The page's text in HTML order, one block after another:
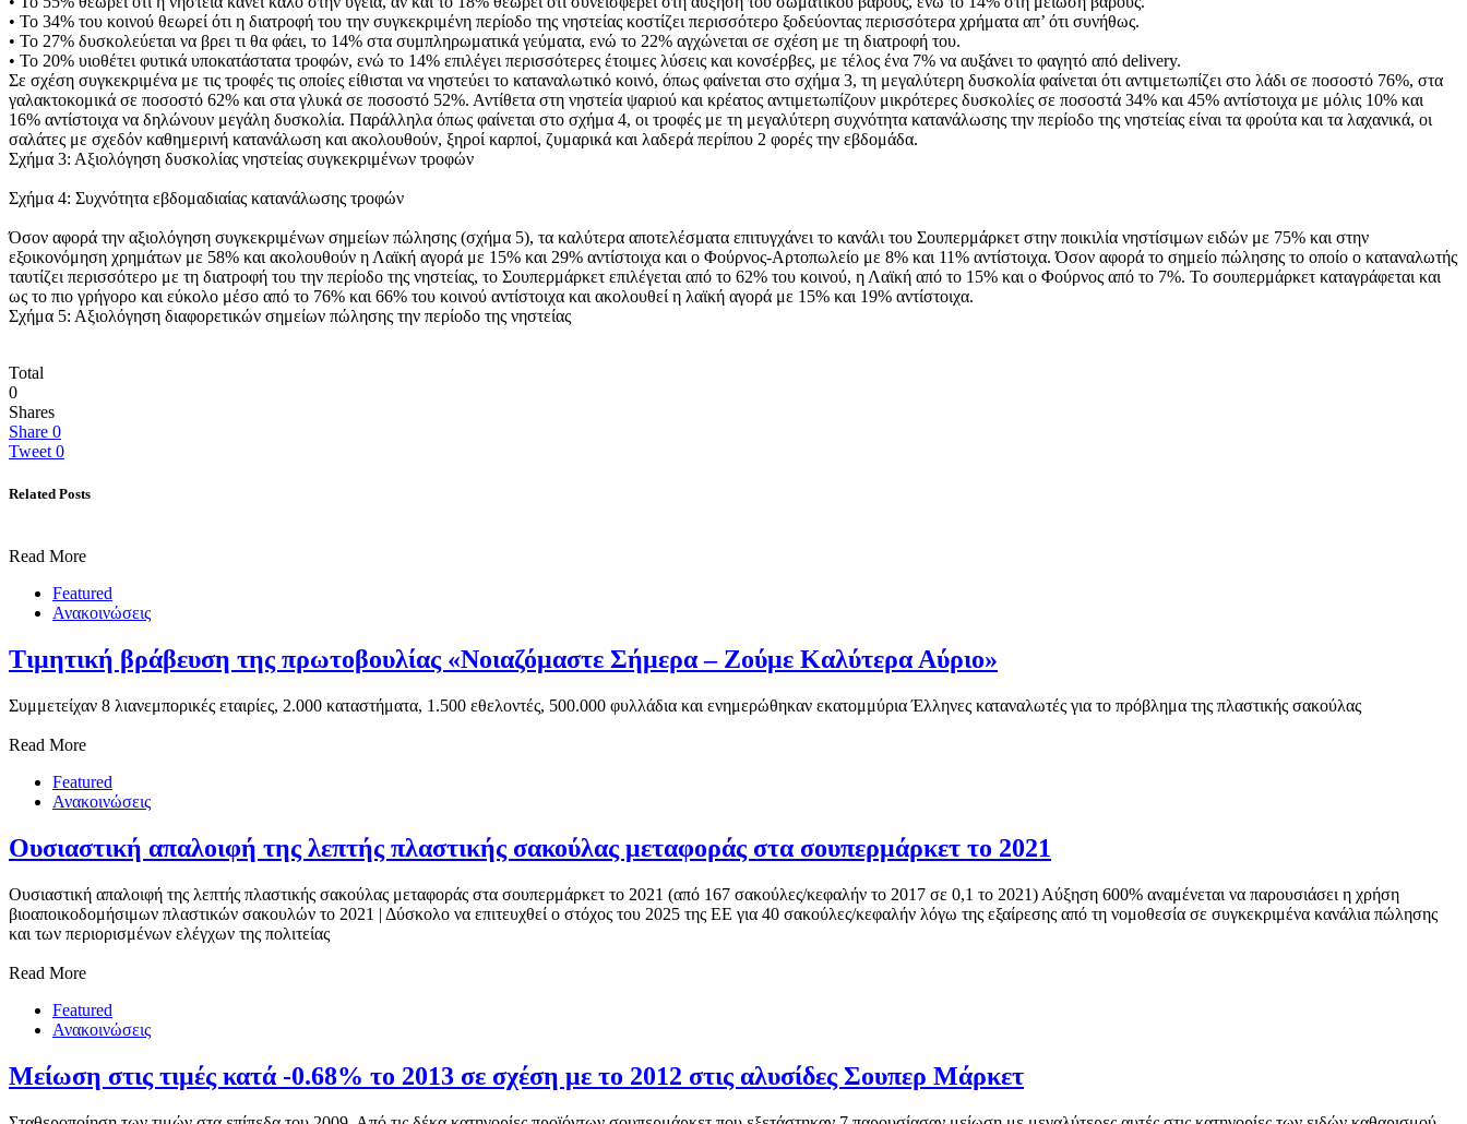
• Το 34% του κοινού θεωρεί ότι η διατροφή του την συγκεκριμένη περίοδο της νηστείας κοστίζει περισσότερο ξοδεύοντας περισσότερα χρήματα απ’ ότι συνήθως.
• Το 27% δυσκολεύεται να βρει τι θα φάει, το 14% στα συμπληρωματικά γεύματα, ενώ το 22% αγχώνεται σε σχέση με τη διατροφή του.
• Το 20% υιοθέτει φυτικά υποκατάστατα τροφών, ενώ το 14% επιλέγει περισσότερες έτοιμες λύσεις και κονσέρβες, με τέλος ένα 7% να αυξάνει το φαγητό από delivery.
Σε σχέση συγκεκριμένα με τις τροφές τις οποίες είθισται να νηστεύει το καταναλωτικό κοινό, όπως φαίνεται στο σχήμα 3, τη μεγαλύτερη δυσκολία φαίνεται ότι αντιμετωπίζει στο λάδι σε ποσοστό 76%, στα
γαλακτοκομικά σε ποσοστό 62% και στα γλυκά σε ποσοστό 52%. Αντίθετα στη νηστεία ψαριού και κρέατος αντιμετωπίζουν μικρότερες δυσκολίες σε ποσοστά 34% και 45% αντίστοιχα με μόλις 10% και
16% αντίστοιχα να δηλώνουν μεγάλη δυσκολία. Παράλληλα όπως φαίνεται στο σχήμα 4, οι τροφές με τη μεγαλύτερη συχνότητα κατανάλωσης την περίοδο της νηστείας είναι τα φρούτα και τα λαχανικά, οι
σαλάτες με σχεδόν καθημερινή κατανάλωση και ακολουθούν, ξηροί καρποί, ζυμαρικά και λαδερά περίπου 2 φορές την εβδομάδα.
Σχήμα 3: Αξιολόγηση δυσκολίας νηστείας συγκεκριμένων τροφών
Σχήμα 4: Συχνότητα εβδομαδιαίας κατανάλωσης τροφών
Όσον αφορά την αξιολόγηση συγκεκριμένων σημείων πώλησης (σχήμα 5), τα καλύτερα αποτελέσματα επιτυγχάνει το κανάλι του Σουπερμάρκετ στην ποικιλία νηστίσιμων ειδών με 75% και στην
εξοικονόμηση χρημάτων με 58% και ακολουθούν η Λαϊκή αγορά με 15% και 29% αντίστοιχα και ο Φούρνος-Αρτοπωλείο με 8% και 11% αντίστοιχα. Όσον αφορά το σημείο πώλησης το οποίο ο καταναλωτής
ταυτίζει περισσότερο με τη διατροφή του την περίοδο της νηστείας, το Σουπερμάρκετ επιλέγεται από το 62% του κοινού, η Λαϊκή από το 15% και ο Φούρνος από το 7%. Το σουπερμάρκετ καταγράφεται και
ως το πιο γρήγορο και εύκολο μέσο από το 76% και 66% του κοινού αντίστοιχα και ακολουθεί η λαϊκή αγορά με 15% και 19% αντίστοιχα.
Σχήμα 5: Αξιολόγηση διαφορετικών σημείων πώλησης την περίοδο της νηστείας
Total
0
Shares
Share 0
Tweet 0
Related Posts
Read More
Featured
Ανακοινώσεις
Τιμητική βράβευση της πρωτοβουλίας «Νοιαζόμαστε Σήμερα – Ζούμε Καλύτερα Αύριο»
Συμμετείχαν 8 λιανεμπορικές εταιρίες, 2.000 καταστήματα, 1.500 εθελοντές, 500.000 φυλλάδια και ενημερώθηκαν εκατομμύρια Έλληνες καταναλωτές για το πρόβλημα της πλαστικής σακούλας
Read More
Featured
Ανακοινώσεις
Ουσιαστική απαλοιφή της λεπτής πλαστικής σακούλας μεταφοράς στα σουπερμάρκετ το 2021
Ουσιαστική απαλοιφή της λεπτής πλαστικής σακούλας μεταφοράς στα σουπερμάρκετ το 2021 (από 167 σακούλες/κεφαλήν το 2017 σε 0,1 το 2021) Αύξηση 600% αναμένεται να παρουσιάσει η χρήση
βιοαποικοδομήσιμων πλαστικών σακουλών το 2021 | Δύσκολο να επιτευχθεί ο στόχος του 2025 της ΕΕ για 40 σακούλες/κεφαλήν λόγω της εξαίρεσης από τη νομοθεσία σε συγκεκριμένα κανάλια πώλησης
και των περιορισμένων ελέγχων της πολιτείας
Read More
Featured
Ανακοινώσεις
Μείωση στις τιμές κατά -0.68% το 2013 σε σχέση με το 2012 στις αλυσίδες Σουπερ Μάρκετ